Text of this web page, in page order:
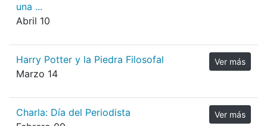
una ...
Abril 10
Harry Potter y la Piedra Filosofal
Marzo 14
Ver más
Charla: Día del Periodista
Ver más